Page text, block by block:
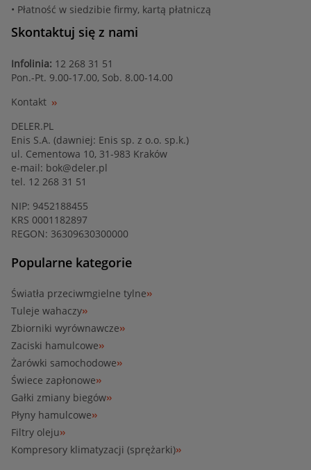
• Płatność w siedzibie firmy, kartą płatniczą
Skontaktuj się z nami
Infolinia: 12 268 31 51
Pon.-Pt. 9.00-17.00, Sob. 8.00-14.00
Kontakt
DELER.PL
Enis S.A. (dawniej: Enis sp. z o.o. sp.k.)
ul. Cementowa 10, 31-983 Kraków
e-mail: bok@deler.pl
tel. 12 268 31 51
NIP: 9452188455
KRS 0001182897
REGON: 36309630300000
Popularne kategorie
Światła przeciwmgielne tylne
Tuleje wahaczy
Zbiorniki wyrównawcze
Zaciski hamulcowe
Żarówki samochodowe
Świece zapłonowe
Gałki zmiany biegów
Płyny hamulcowe
Filtry oleju
Kompresory klimatyzacji (sprężarki)